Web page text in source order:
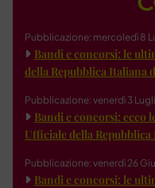
Pubblicazione: mercoledì 8
Bandi e concorsi: le
della Repubblica Italiana
Pubblicazione: venerdì 3
Bandi e concorsi: ecco
Ufficiale della
Pubblicazione: venerdì 26
Bandi e concorsi: le